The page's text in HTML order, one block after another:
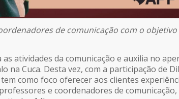
de comunicação com o
atividades da comunicação e auxilia no
na Cuca. Desta vez, com a participação de
como foco oferecer aos clientes
e coordenadores de